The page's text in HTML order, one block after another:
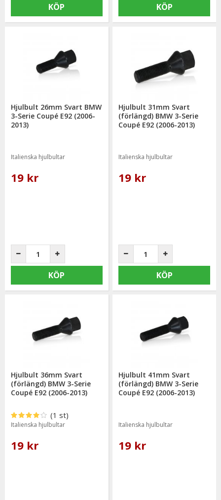
KÖP KÖP
Hjulbult 26mm Svart BMW
3-Serie Coupé E92 (2006-
2013)
Italienska hjulbultar
19 kr
KÖP
Hjulbult 31mm Svart
(förlängd) BMW 3-Serie
Coupé E92 (2006-2013)
Italienska hjulbultar
19 kr
KÖP
Hjulbult 36mm Svart
(förlängd) BMW 3-Serie
Coupé E92 (2006-2013)
(1 st)
Italienska hjulbultar
19 kr
Hjulbult 41mm Svart
(förlängd) BMW 3-Serie
Coupé E92 (2006-2013)
Italienska hjulbultar
19 kr